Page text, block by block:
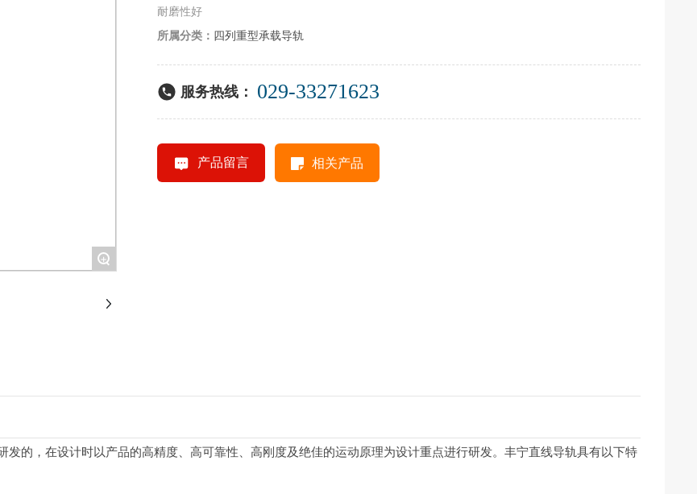
+
耐磨性好
所属分类： 四列重型承载导轨
服务热线： 029-33271623
产品留言 相关产品
，在设计时以产品的高精度、高可靠性、高刚度及绝佳的运动原理为设计重点进行研发。丰宁直线导轨具有以下特